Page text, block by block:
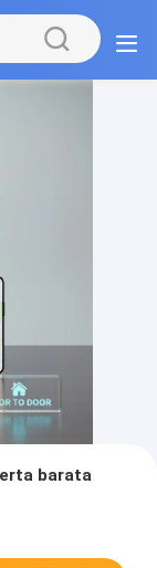
barata